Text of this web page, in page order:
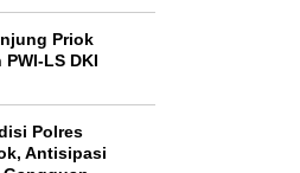
Priok
LS DKI
Polres
Antisipasi